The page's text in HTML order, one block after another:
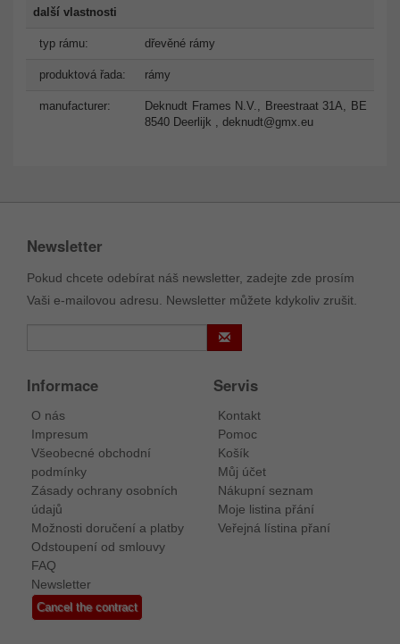
další vlastnosti
typ rámu: dřevěné rámy
produktová řada: rámy
manufacturer:
Deknudt Frames N.V., Breestraat 31A, BE
8540 Deerlijk , deknudt@gmx.eu
Newsletter
Pokud chcete odebírat náš newsletter, zadejte zde prosím
Vaši e-mailovou adresu. Newsletter můžete kdykoliv zrušit.
Informace
O nás
Impresum
Všeobecné obchodní
podmínky
Zásady ochrany osobních
údajů
Možnosti doručení a platby
Odstoupení od smlouvy
FAQ
Newsletter
Cancel the contract
Servis
Kontakt
Pomoc
Košík
Můj účet
Nákupní seznam
Moje listina přání
Veřejná lístina přaní